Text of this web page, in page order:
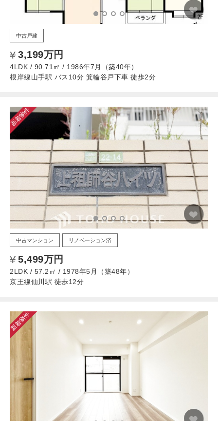
中古戸建
3,199万円
4LDK / 90.71㎡ / 1986年7月（築40年）
根岸線山手駅 バス10分 箕輪谷戸下車 徒歩2分
新着物件
中古マンション リノベーション済
5,499万円
2LDK / 57.2㎡ / 1978年5月（築48年）
京王線仙川駅 徒歩12分
新着物件